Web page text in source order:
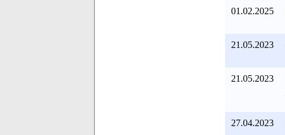
01.02.2025
21.05.2023
21.05.2023
27.04.2023